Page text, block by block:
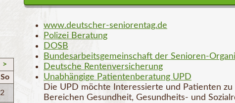
www.deutscher-seniorentag.de
Polizei Beratung
DOSB
Bundesarbeitsgemeinschaft der Senioren-
Deutsche Rentenversicherung
Unabhängige Patientenberatung UPD
Die UPD möchte Interessierte und Patienten
Bereichen Gesundheit, Gesundheits- und
>
So
2